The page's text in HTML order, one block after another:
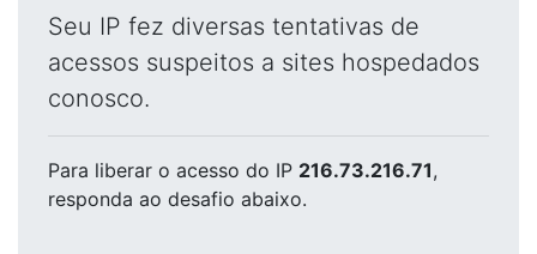
Seu IP fez diversas tentativas de
acessos suspeitos a sites hospedados
conosco.
Para liberar o acesso do IP 216.73.216.71,
responda ao desafio abaixo.